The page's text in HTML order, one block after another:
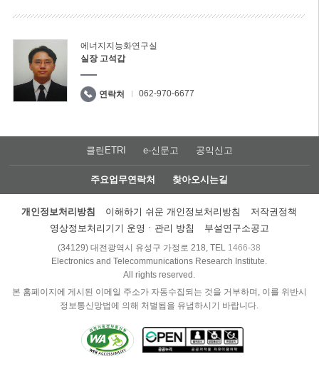
에너지지능화연구실
실장 고석갑
연락처 062-970-6677
클린ETRI e-신문고 공익신고
주요업무연락처 찾아오시는길
개인정보처리방침 이해하기 쉬운 개인정보처리방침
저작권정책
영상정보처리기기 운영ㆍ관리 방침
부설연구소공고
(34129) 대전광역시 유성구 가정로 218, TEL 1466-38
Electronics and Telecommunications Research Institute.
All rights reserved.
본 홈페이지에 게시된 이메일 주소가 자동수집되는 것을 거부하며, 이를 위반시
정보통신망법에 의해 처벌됨을 유념하시기 바랍니다.